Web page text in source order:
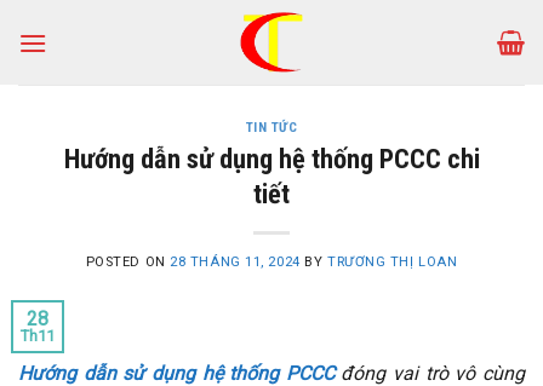
TIN TỨC
Hướng dẫn sử dụng hệ thống PCCC chi
tiết
POSTED ON 28 THÁNG 11, 2024 BY TRƯƠNG THỊ LOAN
28
Th11
Hướng dẫn sử dụng hệ thống PCCCđóng vai trò vô cùng